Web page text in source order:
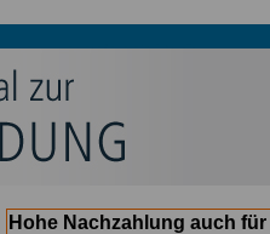
Hohe Nachzahlung auch